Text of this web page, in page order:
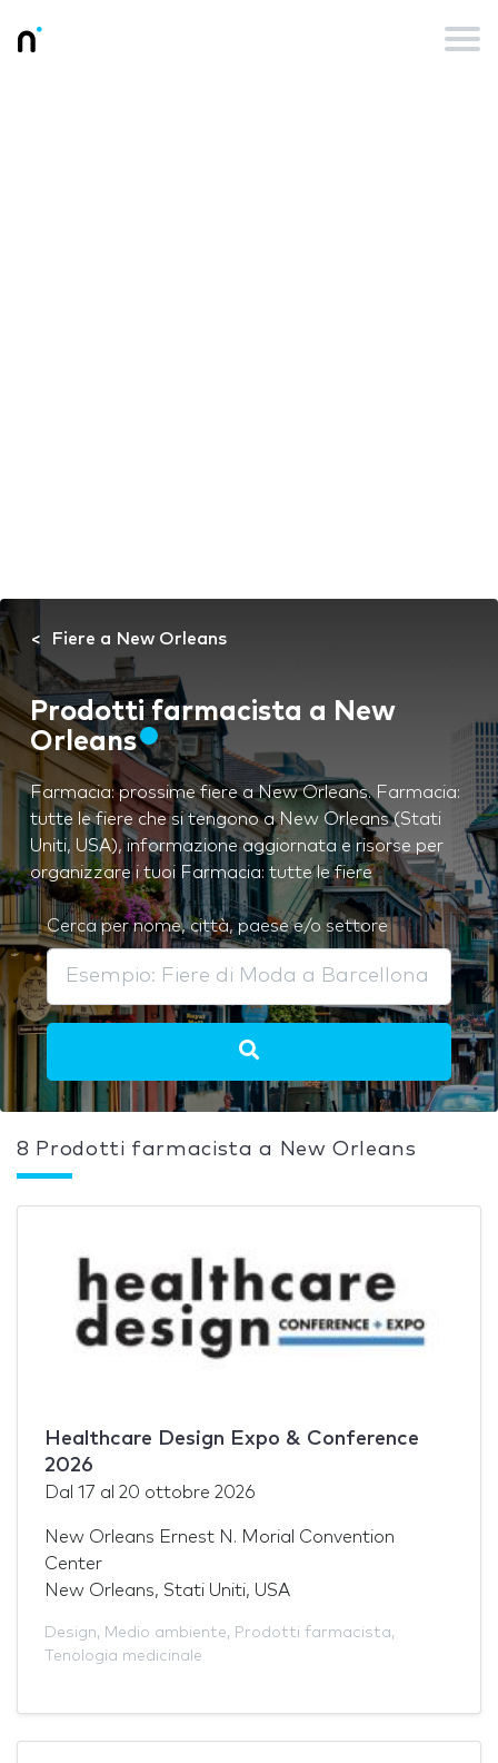
Fiere a New Orleans
Prodotti farmacista a New
Orleans
Farmacia: prossime fiere a New Orleans. Farmacia:
tutte le fiere che si tengono a New Orleans (Stati
Uniti, USA), informazione aggiornata e risorse per
organizzare i tuoi Farmacia: tutte le fiere
Cerca per nome, città, paese e/o settore
8 Prodotti farmacista a New Orleans
Healthcare Design Expo & Conference
2026
Dal 17 al 20 ottobre 2026
New Orleans Ernest N. Morial Convention
Center
New Orleans, Stati Uniti, USA
Design, Medio ambiente, Prodotti farmacista,
Tenologia medicinale